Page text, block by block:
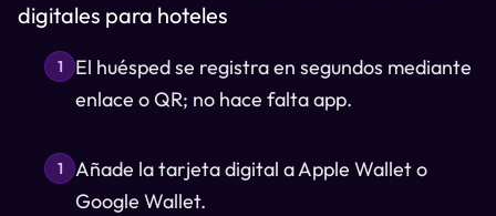
digitales para hoteles
1
El huésped se registra en segundos mediante
enlace o QR; no hace falta app.
1
Añade la tarjeta digital a Apple Wallet o
Google Wallet.